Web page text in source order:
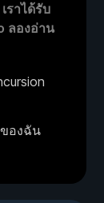
ราได้รับ
ลองอ่าน
องฉัน